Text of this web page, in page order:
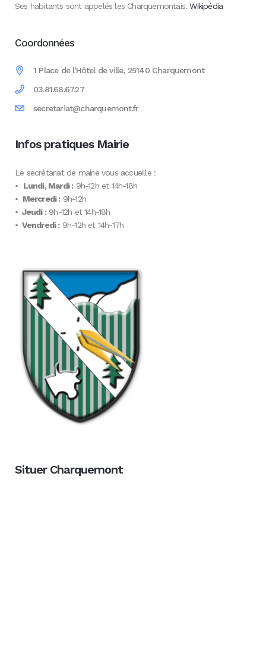
Ses habitants sont appelés les Charquemontais.Wikipédia
Coordonnées
1 Place de l'Hôtel de ville, 25140 Charquemont
03.81.68.67.27
secretariat@charquemont.fr
Infos pratiques Mairie
Le secrétariat de mairie vous accueille :
• Lundi, Mardi :9h-12h et 14h-18h
• Mercredi :9h-12h
• Jeudi :9h-12h et 14h-18h
• Vendredi :9h-12h et 14h-17h
Situer Charquemont